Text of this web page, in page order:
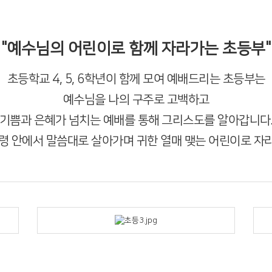
"예수님의 어린이로 함께 자라가는 초등부"
초등학교 4, 5, 6학년이 함께 모여 예배드리는 초등부는
예수님을 나의 구주로 고백하고
쁨과 은혜가 넘치는 예배를 통해 그리스도를 알아갑니다.
안에서 말씀대로 살아가며 귀한 열매 맺는 어린이로 자